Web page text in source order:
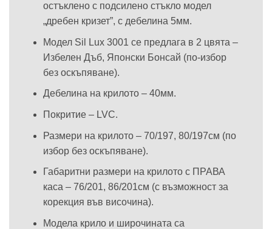
остъклено с подсилено стъкло модел
„дребен кризет”, с дебелина 5мм.
Модел Sil Lux 3001 се предлага в 2 цвята –
Избелен Дъб, Японски Бонсай (по-избор
без оскъпяване).
Дебелина на крилото – 40мм.
Покритие – LVC.
Размери на крилото – 70/197, 80/197см (по
избор без оскъпяване).
Габаритни размери на крилото с ПРАВА
каса – 76/201, 86/201см (с възможност за
корекция във височина).
Модела крило и широчината са